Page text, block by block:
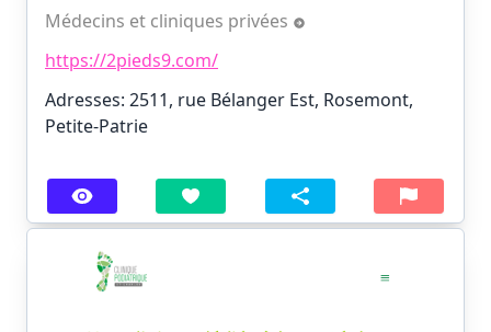
Médecins et cliniques privées
https://2pieds9.com/
Adresses: 2511, rue Bélanger Est, Rosemont,
Petite-Patrie